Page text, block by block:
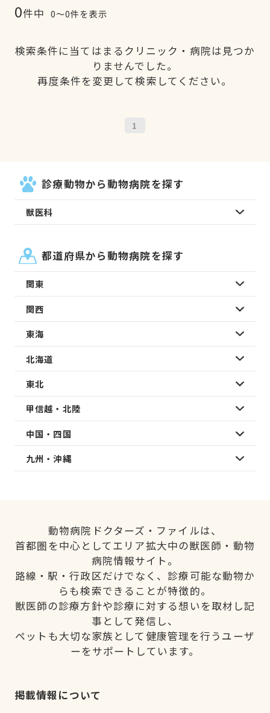
0件中 0〜0件を表示
検索条件に当てはまるクリニック・病院は見つか
りませんでした。
再度条件を変更して検索してください。
1
診療動物から動物病院を探す
獣医科
都道府県から動物病院を探す
関東
関西
東海
北海道
東北
甲信越・北陸
中国・四国
九州・沖縄
動物病院ドクターズ・ファイルは、
首都圏を中心としてエリア拡大中の獣医師・動物
病院情報サイト。
路線・駅・行政区だけでなく、診療可能な動物か
らも検索できることが特徴的。
獣医師の診療方針や診療に対する想いを取材し記
事として発信し、
ペットも大切な家族として健康管理を行うユーザ
ーをサポートしています。
掲載情報について